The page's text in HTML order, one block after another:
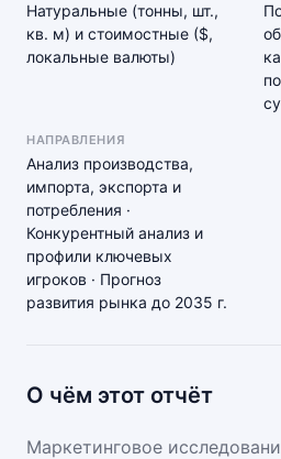
Натуральные (тонны, шт.,
кв. м) и стоимостные ($,
локальные валюты)
НАПРАВЛЕНИЯ
Анализ производства,
импорта, экспорта и
потребления ·
Конкурентный анализ и
профили ключевых
игроков · Прогноз
развития рынка до 2035 г.
О чём этот отчёт
Маркетинговое